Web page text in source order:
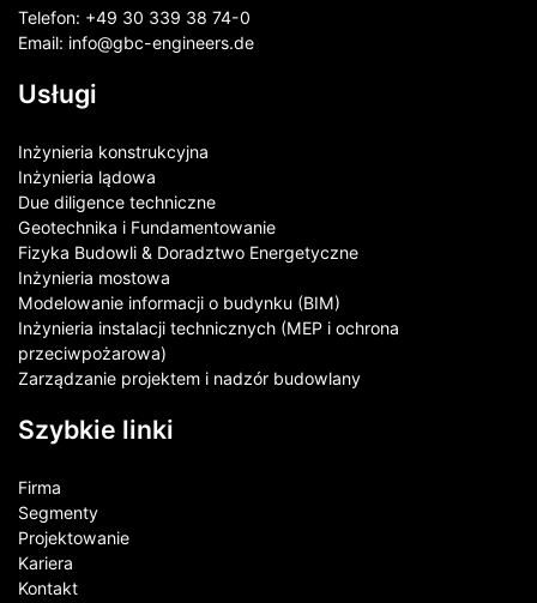
Telefon: +49 30 339 38 74-0
Email: info@gbc-engineers.de
Usługi
Inżynieria konstrukcyjna
Inżynieria lądowa
Due diligence techniczne
Geotechnika i Fundamentowanie
Fizyka Budowli & Doradztwo Energetyczne
Inżynieria mostowa
Modelowanie informacji o budynku (BIM)
Inżynieria instalacji technicznych (MEP i ochrona
przeciwpożarowa)
Zarządzanie projektem i nadzór budowlany
Szybkie linki
Firma
Segmenty
Projektowanie
Kariera
Kontakt​